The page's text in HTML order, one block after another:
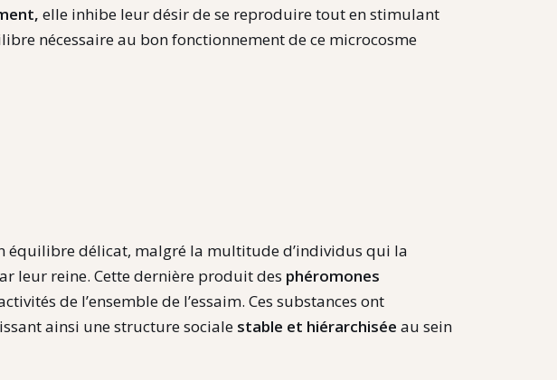
elle inhibe leur désir de se reproduire tout en stimulant
nécessaire au bon fonctionnement de ce microcosme
équilibre délicat, malgré la multitude d’individus qui la
leur reine. Cette dernière produit des phéromones
de l’ensemble de l’essaim. Ces substances ont
ainsi une structure sociale stable et hiérarchisée au sein